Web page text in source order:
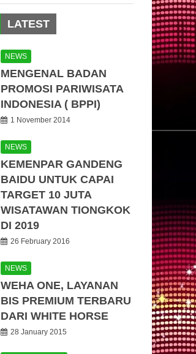
LATEST
NEWS
MENGENAL BADAN
PROMOSI PARIWISATA
INDONESIA ( BPPI)
1 November 2014
NEWS
KEMENPAR GANDENG
BAIDU UNTUK CAPAI
TARGET 10 JUTA
WISATAWAN TIONGKOK
DI 2019
26 February 2016
NEWS
WEHA ONE, LAYANAN
BIS PREMIUM TERBARU
DARI WHITE HORSE
28 January 2015